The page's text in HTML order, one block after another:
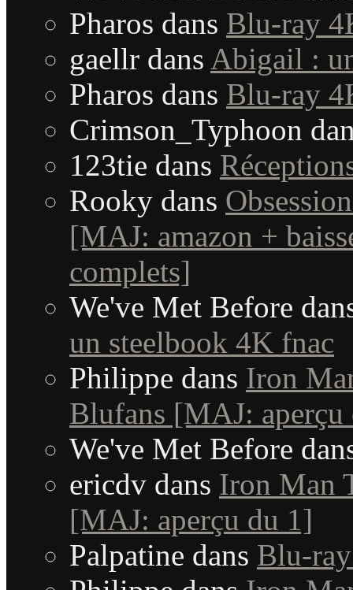
Pharos dans Blu-ray
gaellr dans Abigail :
Pharos dans Blu-ray
Crimson_Typhoon
123tie dans
Rooky dans
[MAJ: amazon +
complets]
We've Met Before
un steelbook 4K fnac
Philippe dans Iron
Blufans [MAJ: aperçu
We've Met Before
ericdv dans Iron Man
[MAJ: aperçu du 1]
Palpatine dans Blu-